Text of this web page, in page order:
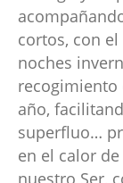
cortos, con
noches
recogimiento
año,
superfluo…
en el calor
nuestro Ser,